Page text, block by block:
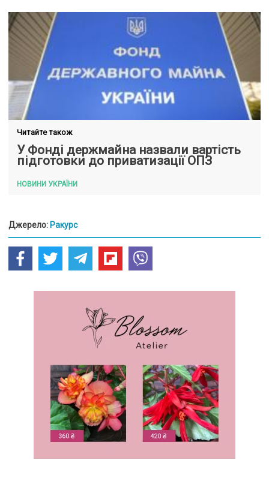
Читайте також
У Фонді держмайна назвали вартість
підготовки до приватизації ОПЗ
НОВИНИ УКРАЇНИ
Джерело: Ракурс